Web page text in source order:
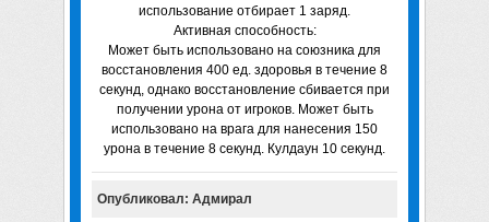
использование отбирает 1 заряд.
Активная способность:
Может быть использовано на союзника для
восстановления 400 ед. здоровья в течение 8
секунд, однако восстановление сбивается при
получении урона от игроков. Может быть
использовано на врага для нанесения 150
урона в течение 8 секунд. Кулдаун 10 секунд.
Опубликовал: Адмирал